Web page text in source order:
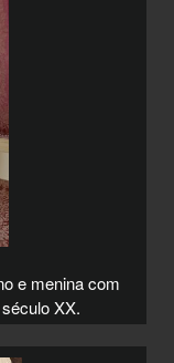
e menina com
XX.